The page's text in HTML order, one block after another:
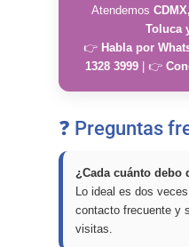
Atendemos
Toluca
👉 Habla por
1328 3999 | 👉
❓ Preguntas
¿Cada cuánto debo
Lo ideal es dos
contacto frecuente y
visitas.